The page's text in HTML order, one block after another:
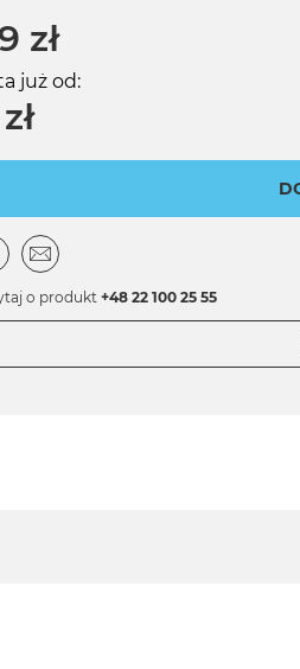
zł
już od:
o produkt +48 22 100 25 55